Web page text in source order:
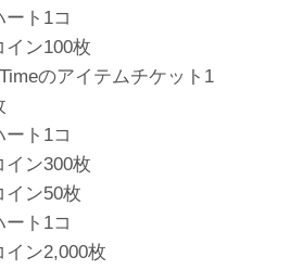
ート1コ
イン100枚
のアイテムチケット1
ート1コ
イン300枚
イン50枚
ート1コ
イン2,000枚